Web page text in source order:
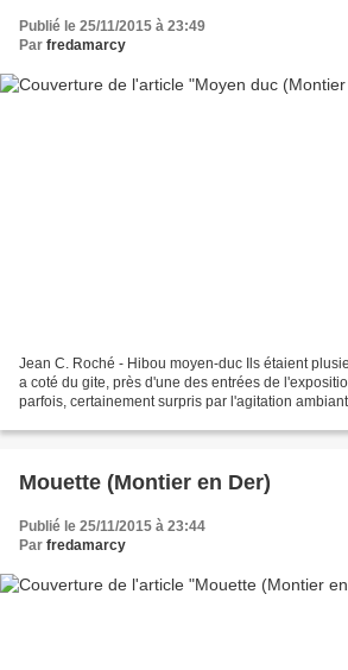
Publié le 25/11/2015 à 23:49
Par fredamarcy
Jean C. Roché - Hibou moyen-duc Ils étaient
a coté du gite, près d'une des entrées de
parfois, certainement surpris par l'agitation
Mouette (Montier en Der)
Publié le 25/11/2015 à 23:44
Par fredamarcy